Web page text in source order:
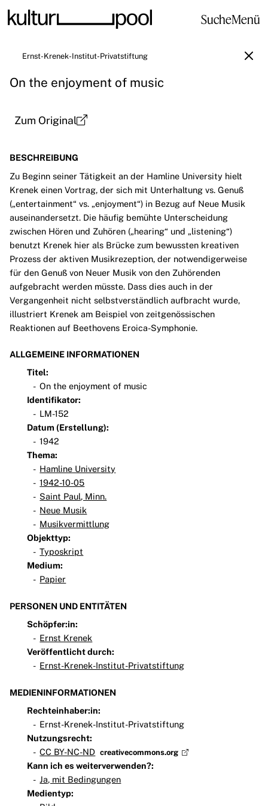
SucheMenü
Ernst-Krenek-Institut-Privatstiftung
On the enjoyment of music
Zum Original
BESCHREIBUNG
Zu Beginn seiner Tätigkeit an der Hamline University hielt
Krenek einen Vortrag, der sich mit Unterhaltung vs. Genuß
(„entertainment“ vs. „enjoyment“) in Bezug auf Neue Musik
auseinandersetzt. Die häufig bemühte Unterscheidung
zwischen Hören und Zuhören („hearing“ und „listening“)
benutzt Krenek hier als Brücke zum bewussten kreativen
Prozess der aktiven Musikrezeption, der notwendigerweise
für den Genuß von Neuer Musik von den Zuhörenden
aufgebracht werden müsste. Dass dies auch in der
Vergangenheit nicht selbstverständlich aufbracht wurde,
illustriert Krenek am Beispiel von zeitgenössischen
Reaktionen auf Beethovens Eroica-Symphonie.
ALLGEMEINE INFORMATIONEN
Titel:
On the enjoyment of music
Identifikator:
LM-152
Datum (Erstellung):
1942
Thema:
Hamline University
1942-10-05
Saint Paul, Minn.
Neue Musik
Musikvermittlung
Objekttyp:
Typoskript
Medium:
Papier
PERSONEN UND ENTITÄTEN
Schöpfer:in:
Ernst Krenek
Veröffentlicht durch:
Ernst-Krenek-Institut-Privatstiftung
MEDIENINFORMATIONEN
Rechteinhaber:in:
Ernst-Krenek-Institut-Privatstiftung
Nutzungsrecht:
CC BY-NC-ND creativecommons.org
Kann ich es weiterverwenden?:
Ja, mit Bedingungen
Medientyp: